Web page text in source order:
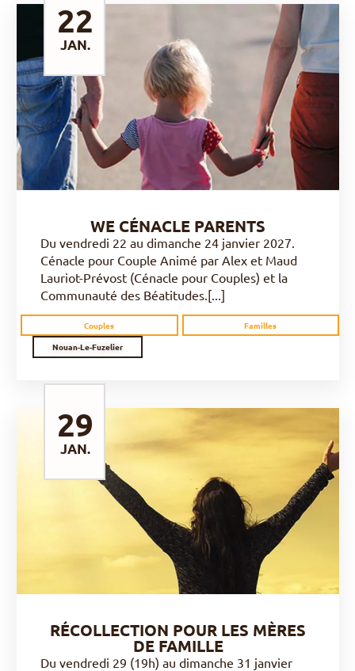
JAN.
DÉCOUVRIR
WE CÉNACLE PARENTS
Du vendredi 22 au dimanche 24 janvier 2027.
Cénacle pour Couple Animé par Alex et Maud
Lauriot-Prévost (Cénacle pour Couples) et la
Communauté des Béatitudes.[...]
Couples
Familles
Nouan-Le-Fuzelier
22
JAN.
DÉCOUVRIR
RÉCOLLECTION POUR LES MÈRES
DE FAMILLE
Du vendredi 29 (19h) au dimanche 31 janvier
29